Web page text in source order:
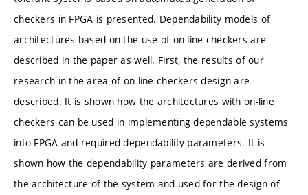
checkers in FPGA is presented. Dependability models of
architectures based on the use of on-line checkers are
described in the paper as well. First, the results of our
research in the area of on-line checkers design are
described. It is shown how the architectures with on-line
checkers can be used in implementing dependable systems
into FPGA and required dependability parameters. It is
shown how the dependability parameters are derived from
the architecture of the system and used for the design of